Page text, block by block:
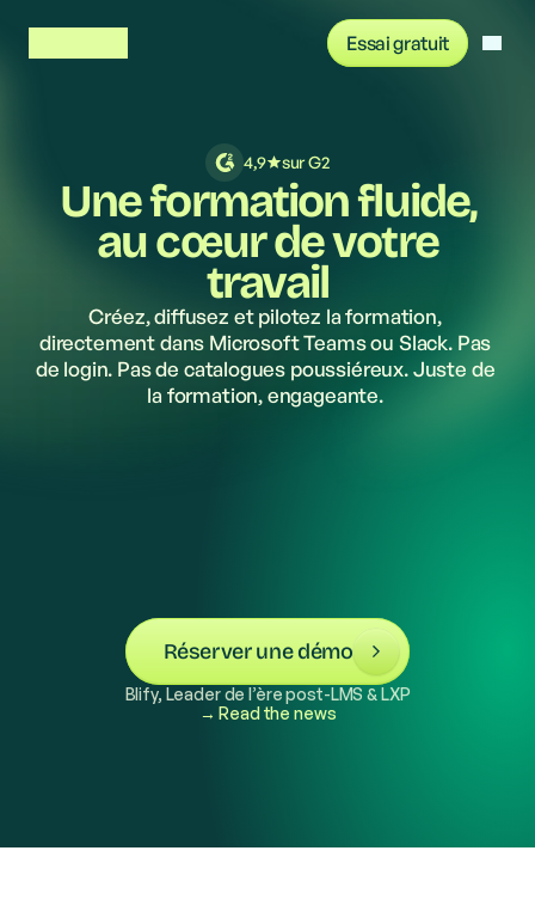
Essai gratuit
Se connecter
4,9 sur G2
Une formation fluide,
au cœur de votre
travail
Créez, diffusez et pilotez la formation,
directement dans Microsoft Teams ou Slack. Pas
de login. Pas de catalogues poussiéreux. Juste de
la formation, engageante.
Réserver une démo
Blify, Leader de l’ère post-LMS & LXP
→ Read the news